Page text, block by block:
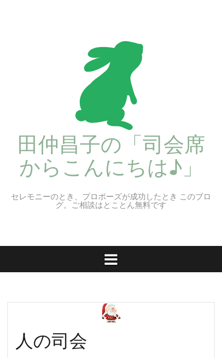
田仲昌子の「司会席
からこんにちは♪」
セレモニーのとき、プロポーズが成功したとき このブロ
グ。ご相談はとことん無料です
人の司会